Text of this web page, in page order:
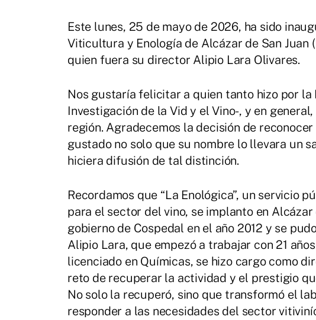
Este lunes, 25 de mayo de 2026, ha sido
Viticultura y Enología de Alcázar de San Juan
quien fuera su director Alipio Lara Olivares.
Nos gustaría felicitar a quien tanto hizo por la
Investigación de la Vid y el Vino-, y en
región. Agradecemos la decisión de
gustado no solo que su nombre lo llevara un
hiciera difusión de tal distinción.
Recordamos que “La Enológica”, un servicio
para el sector del vino, se implanto en
gobierno de Cospedal en el año 2012 y se
Alipio Lara, que empezó a trabajar con 21
licenciado en Químicas, se hizo cargo como
reto de recuperar la actividad y el prestigio
No solo la recuperó, sino que transformó el
responder a las necesidades del sector